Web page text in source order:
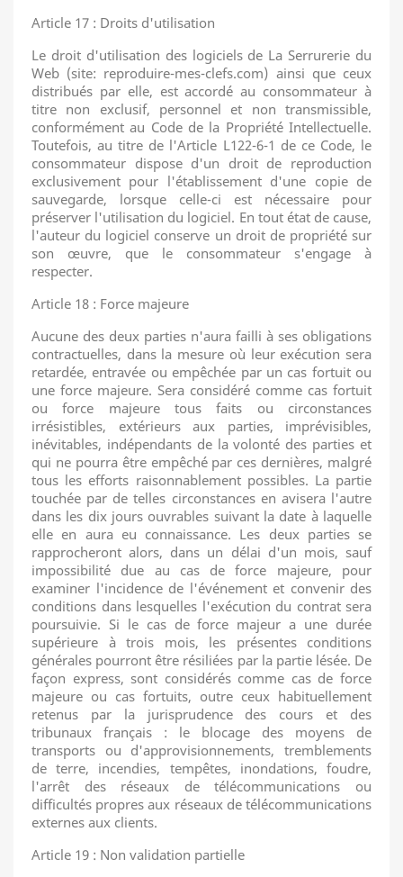
Article 17 : Droits d'utilisation
Le droit d'utilisation des logiciels de La Serrurerie du
Web (site: reproduire-mes-clefs.com) ainsi que ceux
distribués par elle, est accordé au consommateur à
titre non exclusif, personnel et non transmissible,
conformément au Code de la Propriété Intellectuelle.
Toutefois, au titre de l'Article L122-6-1 de ce Code, le
consommateur dispose d'un droit de reproduction
exclusivement pour l'établissement d'une copie de
sauvegarde, lorsque celle-ci est nécessaire pour
préserver l'utilisation du logiciel. En tout état de cause,
l'auteur du logiciel conserve un droit de propriété sur
son œuvre, que le consommateur s'engage à
respecter.
Article 18 : Force majeure
Aucune des deux parties n'aura failli à ses obligations
contractuelles, dans la mesure où leur exécution sera
retardée, entravée ou empêchée par un cas fortuit ou
une force majeure. Sera considéré comme cas fortuit
ou force majeure tous faits ou circonstances
irrésistibles, extérieurs aux parties, imprévisibles,
inévitables, indépendants de la volonté des parties et
qui ne pourra être empêché par ces dernières, malgré
tous les efforts raisonnablement possibles. La partie
touchée par de telles circonstances en avisera l'autre
dans les dix jours ouvrables suivant la date à laquelle
elle en aura eu connaissance. Les deux parties se
rapprocheront alors, dans un délai d'un mois, sauf
impossibilité due au cas de force majeure, pour
examiner l'incidence de l'événement et convenir des
conditions dans lesquelles l'exécution du contrat sera
poursuivie. Si le cas de force majeur a une durée
supérieure à trois mois, les présentes conditions
générales pourront être résiliées par la partie lésée. De
façon express, sont considérés comme cas de force
majeure ou cas fortuits, outre ceux habituellement
retenus par la jurisprudence des cours et des
tribunaux français : le blocage des moyens de
transports ou d'approvisionnements, tremblements
de terre, incendies, tempêtes, inondations, foudre,
l'arrêt des réseaux de télécommunications ou
difficultés propres aux réseaux de télécommunications
externes aux clients.
Article 19 : Non validation partielle